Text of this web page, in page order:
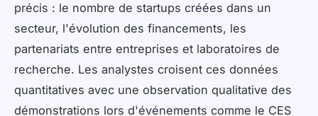
précis : le nombre de startups créées dans un
secteur, l'évolution des financements, les
partenariats entre entreprises et laboratoires de
recherche. Les analystes croisent ces données
quantitatives avec une observation qualitative des
démonstrations lors d'événements comme le CES